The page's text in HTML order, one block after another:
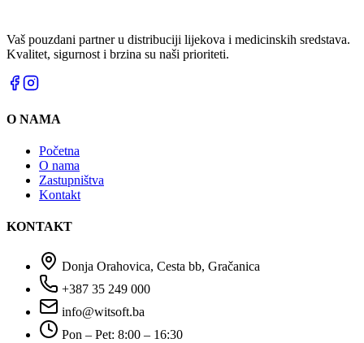
Vaš pouzdani partner u distribuciji lijekova i medicinskih sredstava.
Kvalitet, sigurnost i brzina su naši prioriteti.
O NAMA
Početna
O nama
Zastupništva
Kontakt
KONTAKT
Donja Orahovica, Cesta bb, Gračanica
+387 35 249 000
info@witsoft.ba
Pon – Pet: 8:00 – 16:30